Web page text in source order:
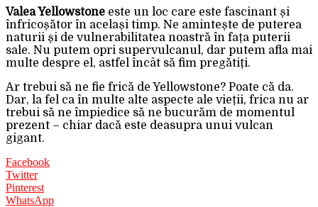
Valea Yellowstone este un loc care este fascinant și
înfricoșător în același timp. Ne amintește de puterea
naturii și de vulnerabilitatea noastră în fața puterii
sale. Nu putem opri supervulcanul, dar putem afla mai
multe despre el, astfel încât să fim pregătiți.
Ar trebui să ne fie frică de Yellowstone? Poate că da.
Dar, la fel ca în multe alte aspecte ale vieții, frica nu ar
trebui să ne împiedice să ne bucurăm de momentul
prezent – chiar dacă este deasupra unui vulcan
gigant.
Facebook
Twitter
Pinterest
WhatsApp